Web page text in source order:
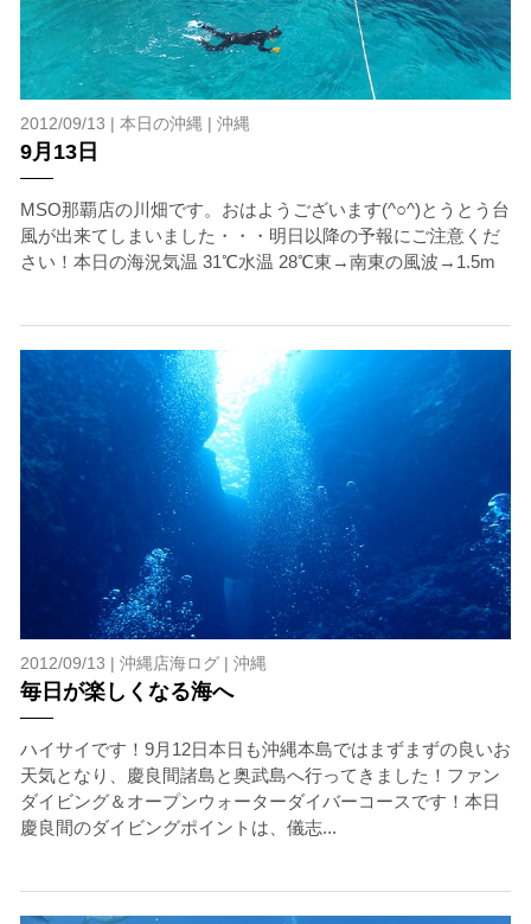
2012/09/13 | 本日の沖縄 | 沖縄
9月13日
MSO那覇店の川畑です。おはようございます(^○^)とうとう台
風が出来てしまいました・・・明日以降の予報にご注意くだ
さい！本日の海況気温 31℃水温 28℃東→南東の風波→1.5m
2012/09/13 | 沖縄店海ログ| 沖縄
毎日が楽しくなる海へ
ハイサイです！9月12日本日も沖縄本島ではまずまずの良いお
天気となり、慶良間諸島と奥武島へ行ってきました！ファン
ダイビング＆オープンウォーターダイバーコースです！本日
慶良間のダイビングポイントは、儀志...